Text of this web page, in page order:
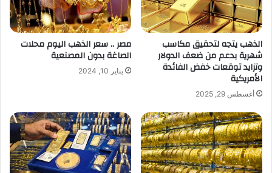
الذهب يتجه لتحقيق مكاسب
شهرية بدعم من ضعف الدولار
وتزايد توقعات خفض الفائدة
الأمريكية
أغسطس 29, 2025
مصر .. سعر الذهب اليوم محلات
الصاغة بدون المصنعية
يناير 10, 2024